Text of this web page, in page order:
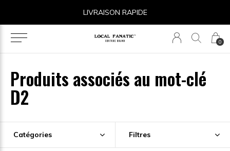
0
LIVRAISON RAPIDE
Produits associés au mot-clé
D2
Catégories Filtres